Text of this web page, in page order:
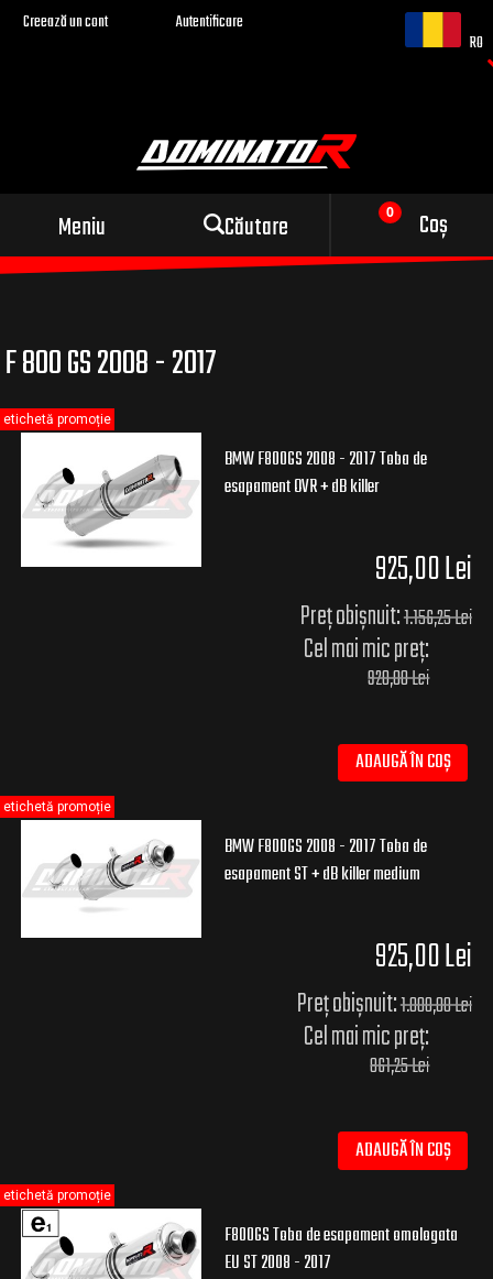
Creează un cont
Autentificare
RO
Meniu Căutare Coș
Evacuare sport pentru
motocicleta ta
F 800 GS 2008 - 2017
BMW F800GS 2008 - 2017 Toba de
esapament OVR + dB killer
925,00 Lei
Preț obișnuit:1.156,25 Lei
Cel mai mic preț:
920,00 Lei
ADAUGĂ ÎN COȘ
etichetă promoție
BMW F800GS 2008 - 2017 Toba de
esapament ST + dB killer medium
925,00 Lei
Preț obișnuit:1.000,00 Lei
Cel mai mic preț:
861,25 Lei
ADAUGĂ ÎN COȘ
etichetă promoție
F800GS Toba de esapament omologata
EU ST 2008 - 2017
etichetă promoție